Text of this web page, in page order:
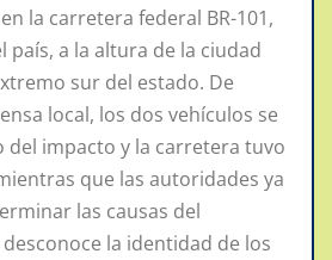
la carretera federal BR-101,
país, a la altura de la ciudad
sur del estado. De
local, los dos vehículos se
del impacto y la carretera tuvo
que las autoridades ya
las causas del
la identidad de los